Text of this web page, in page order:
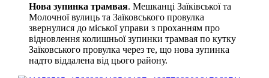
Нова зупинка трамвая. Мешканці Заїківської та
Молочної вулиць та Заїковського провулка
звернулися до міської управи з проханням про
відновлення колишньої зупинки трамвая по кутку
Заїковського провулка через те, що нова зупинка
надто віддалена від цього району.